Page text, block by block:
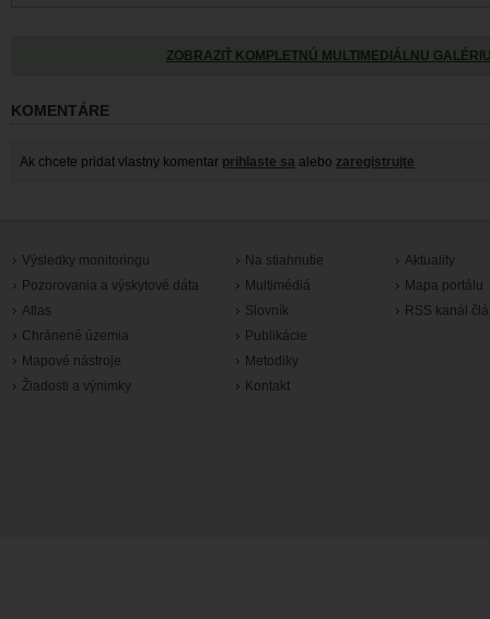
ZOBRAZIŤ KOMPLETNÚ MULTIMEDIÁLNU
KOMENTÁRE
Ak chcete pridat vlastny komentar prihlaste sa alebo zaregistrujte
Výsledky monitoringu
Pozorovania a výskytové dáta
Atlas
Chránené územia
Mapové nástroje
Žiadosti a výnimky
Na stiahnutie
Multimédiá
Slovník
Publikácie
Metodiky
Kontakt
Aktuality
Mapa portálu
RSS kanál